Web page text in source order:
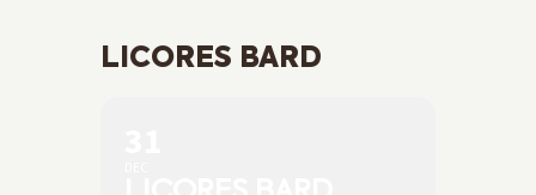
LICORES BARD